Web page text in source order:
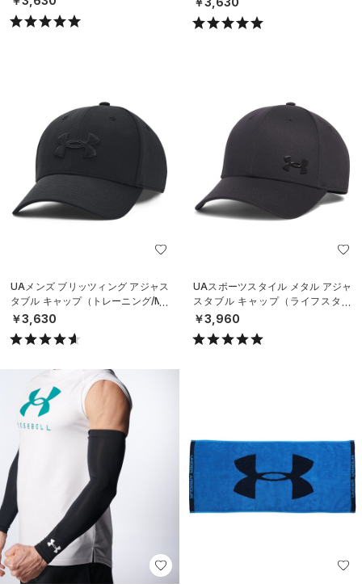
UAメンズ ブリッツィング アジャス
タブル キャップ（トレーニング/ME
N）
￥3,630
UAスポーツスタイル メタル アジャ
スタブル キャップ（ライフスタイ
ル/MEN）
￥3,960